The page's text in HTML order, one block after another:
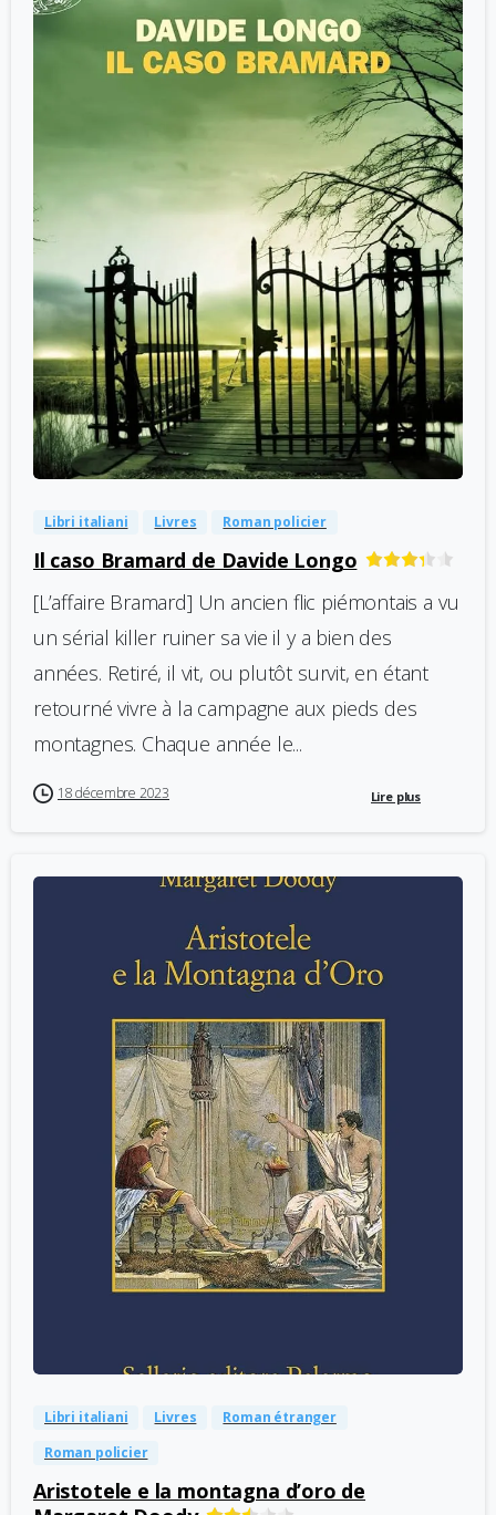
0
Libri italiani Livres Roman policier
Il caso Bramard de Davide Longo
[L’affaire Bramard] Un ancien flic piémontais a vu
un sérial killer ruiner sa vie il y a bien des
années. Retiré, il vit, ou plutôt survit, en étant
retourné vivre à la campagne aux pieds des
montagnes. Chaque année le...
18 décembre 2023 Lire plus
Libri italiani Livres
Roman étranger
Roman policier
Aristotele e la montagna d’oro de